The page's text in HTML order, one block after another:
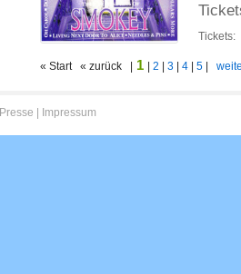
Tickets:
« Start « zurück | 1 2 3 4 5
Presse Impressum